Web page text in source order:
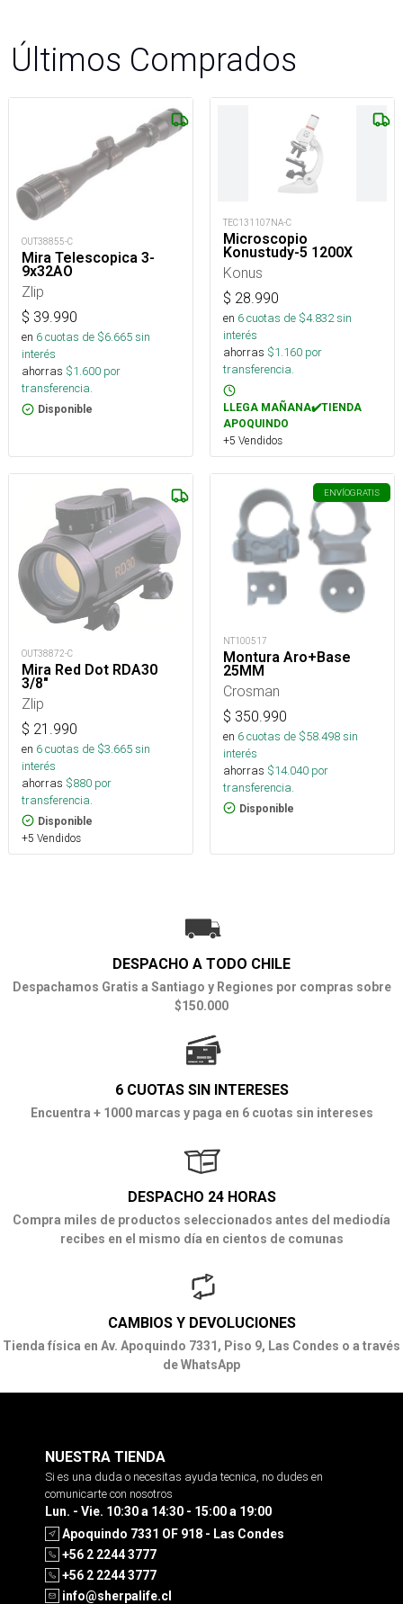
Últimos Comprados
OUT38855-C
Mira Telescopica 3-
9x32AO
Zlip
$ 39.990
en 6cuotas de $6.665sin
interés
ahorras $1.600 por
transferencia.
Disponible
TEC131107NA-C
Microscopio
Konustudy-5 1200X
Konus
$ 28.990
en 6cuotas de $4.832sin
interés
ahorras $1.160 por
transferencia.
LLEGA MAÑANA✔️TIENDA
APOQUINDO
+5 Vendidos
OUT38872-C
Mira Red Dot RDA30
3/8"
Zlip
$ 21.990
en 6cuotas de $3.665sin
interés
ahorras $880 por
transferencia.
Disponible
+5 Vendidos
ENVÍOGRATIS
NT100517
Montura Aro+Base
25MM
Crosman
$ 350.990
en 6cuotas de $58.498sin
interés
ahorras $14.040 por
transferencia.
Disponible
DESPACHO A TODO CHILE
Despachamos Gratis a Santiago y Regiones por compras sobre
$150.000
6 CUOTAS SIN INTERESES
Encuentra + 1000 marcas y paga en 6 cuotas sin intereses
DESPACHO 24 HORAS
Compra miles de productos seleccionados antes del mediodía
recibes en el mismo día en cientos de comunas
CAMBIOS Y DEVOLUCIONES
Tienda física en Av. Apoquindo 7331, Piso 9, Las Condes o a través
de WhatsApp
NUESTRA TIENDA
Si es una duda o necesitas ayuda tecnica, no dudes en
comunicarte con nosotros
Lun. - Vie. 10:30 a 14:30 - 15:00 a 19:00
Apoquindo 7331 OF 918 - Las Condes
+56 2 2244 3777
+56 2 2244 3777
info@sherpalife.cl